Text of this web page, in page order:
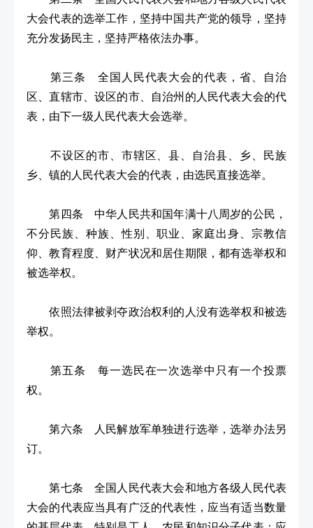
大会代表的选举工作，坚持中国共产党的领导，坚持
充分发扬民主，坚持严格依法办事。
第三条 全国人民代表大会的代表，省、自治
区、直辖市、设区的市、自治州的人民代表大会的代
表，由下一级人民代表大会选举。
不设区的市、市辖区、县、自治县、乡、民族
乡、镇的人民代表大会的代表，由选民直接选举。
第四条 中华人民共和国年满十八周岁的公民，
不分民族、种族、性别、职业、家庭出身、宗教信
仰、教育程度、财产状况和居住期限，都有选举权和
被选举权。
依照法律被剥夺政治权利的人没有选举权和被选
举权。
第五条 每一选民在一次选举中只有一个投票
权。
第六条 人民解放军单独进行选举，选举办法另
订。
第七条 全国人民代表大会和地方各级人民代表
大会的代表应当具有广泛的代表性，应当有适当数量